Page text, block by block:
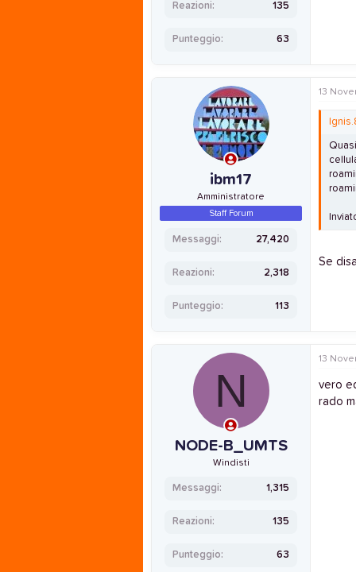
Reazioni 135
Punteggio 63
ibm17
Amministratore
Staff Forum
Messaggi 27,420
Reazioni 2,318
Punteggio 113
13
Se
N
NODE-B_UMTS
Windisti
Messaggi 1,315
Reazioni 135
Punteggio 63
13
vero
rado